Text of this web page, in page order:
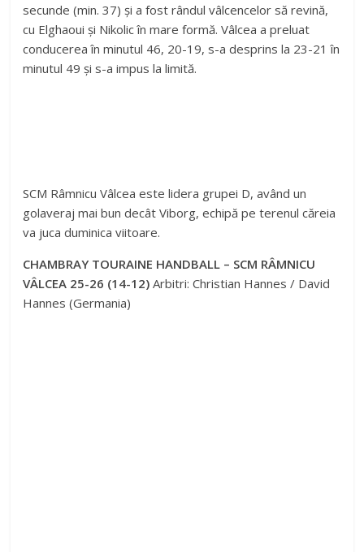
secunde (min. 37) și a fost rândul vâlcencelor să revină,
cu Elghaoui și Nikolic în mare formă. Vâlcea a preluat
conducerea în minutul 46, 20-19, s-a desprins la 23-21 în
minutul 49 și s-a impus la limită.
SCM Râmnicu Vâlcea este lidera grupei D, având un
golaveraj mai bun decât Viborg, echipă pe terenul căreia
va juca duminica viitoare.
CHAMBRAY TOURAINE HANDBALL – SCM RÂMNICU
VÂLCEA 25-26 (14-12) Arbitri: Christian Hannes / David
Hannes (Germania)